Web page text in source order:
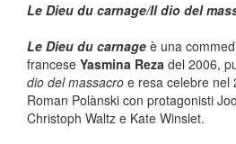
Le Dieu du carnage/Il dio del
Le Dieu du carnage è una
francese Yasmina Reza del 2006,
dio del massacro e resa celebre nel
Roman Polànski con protagonisti
Christoph Waltz e Kate Winslet.